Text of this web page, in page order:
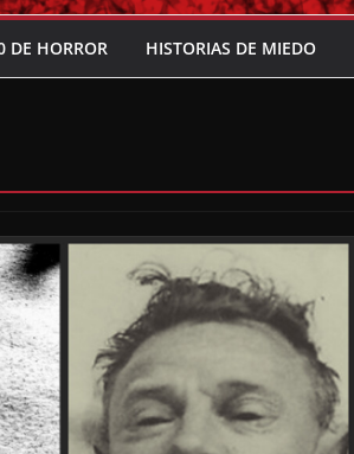
DE HORROR HISTORIAS DE MIEDO